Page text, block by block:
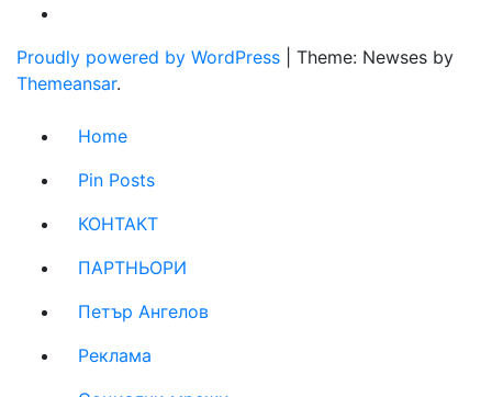
Proudly powered by WordPress
Theme: Newses by
Themeansar.
Home
Pin Posts
КОНТАКТ
ПАРТНЬОРИ
Петър Ангелов
Реклама